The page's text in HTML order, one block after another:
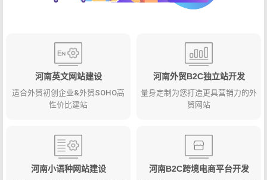
河南英文网站建设
适合外贸初创企业&外贸SOHO高
性价比建站
河南外贸B2C独立站开发
量身定制为您打造更具营销力的外
贸网站
河南小语种网站建设 河南B2C跨境电商平台开发